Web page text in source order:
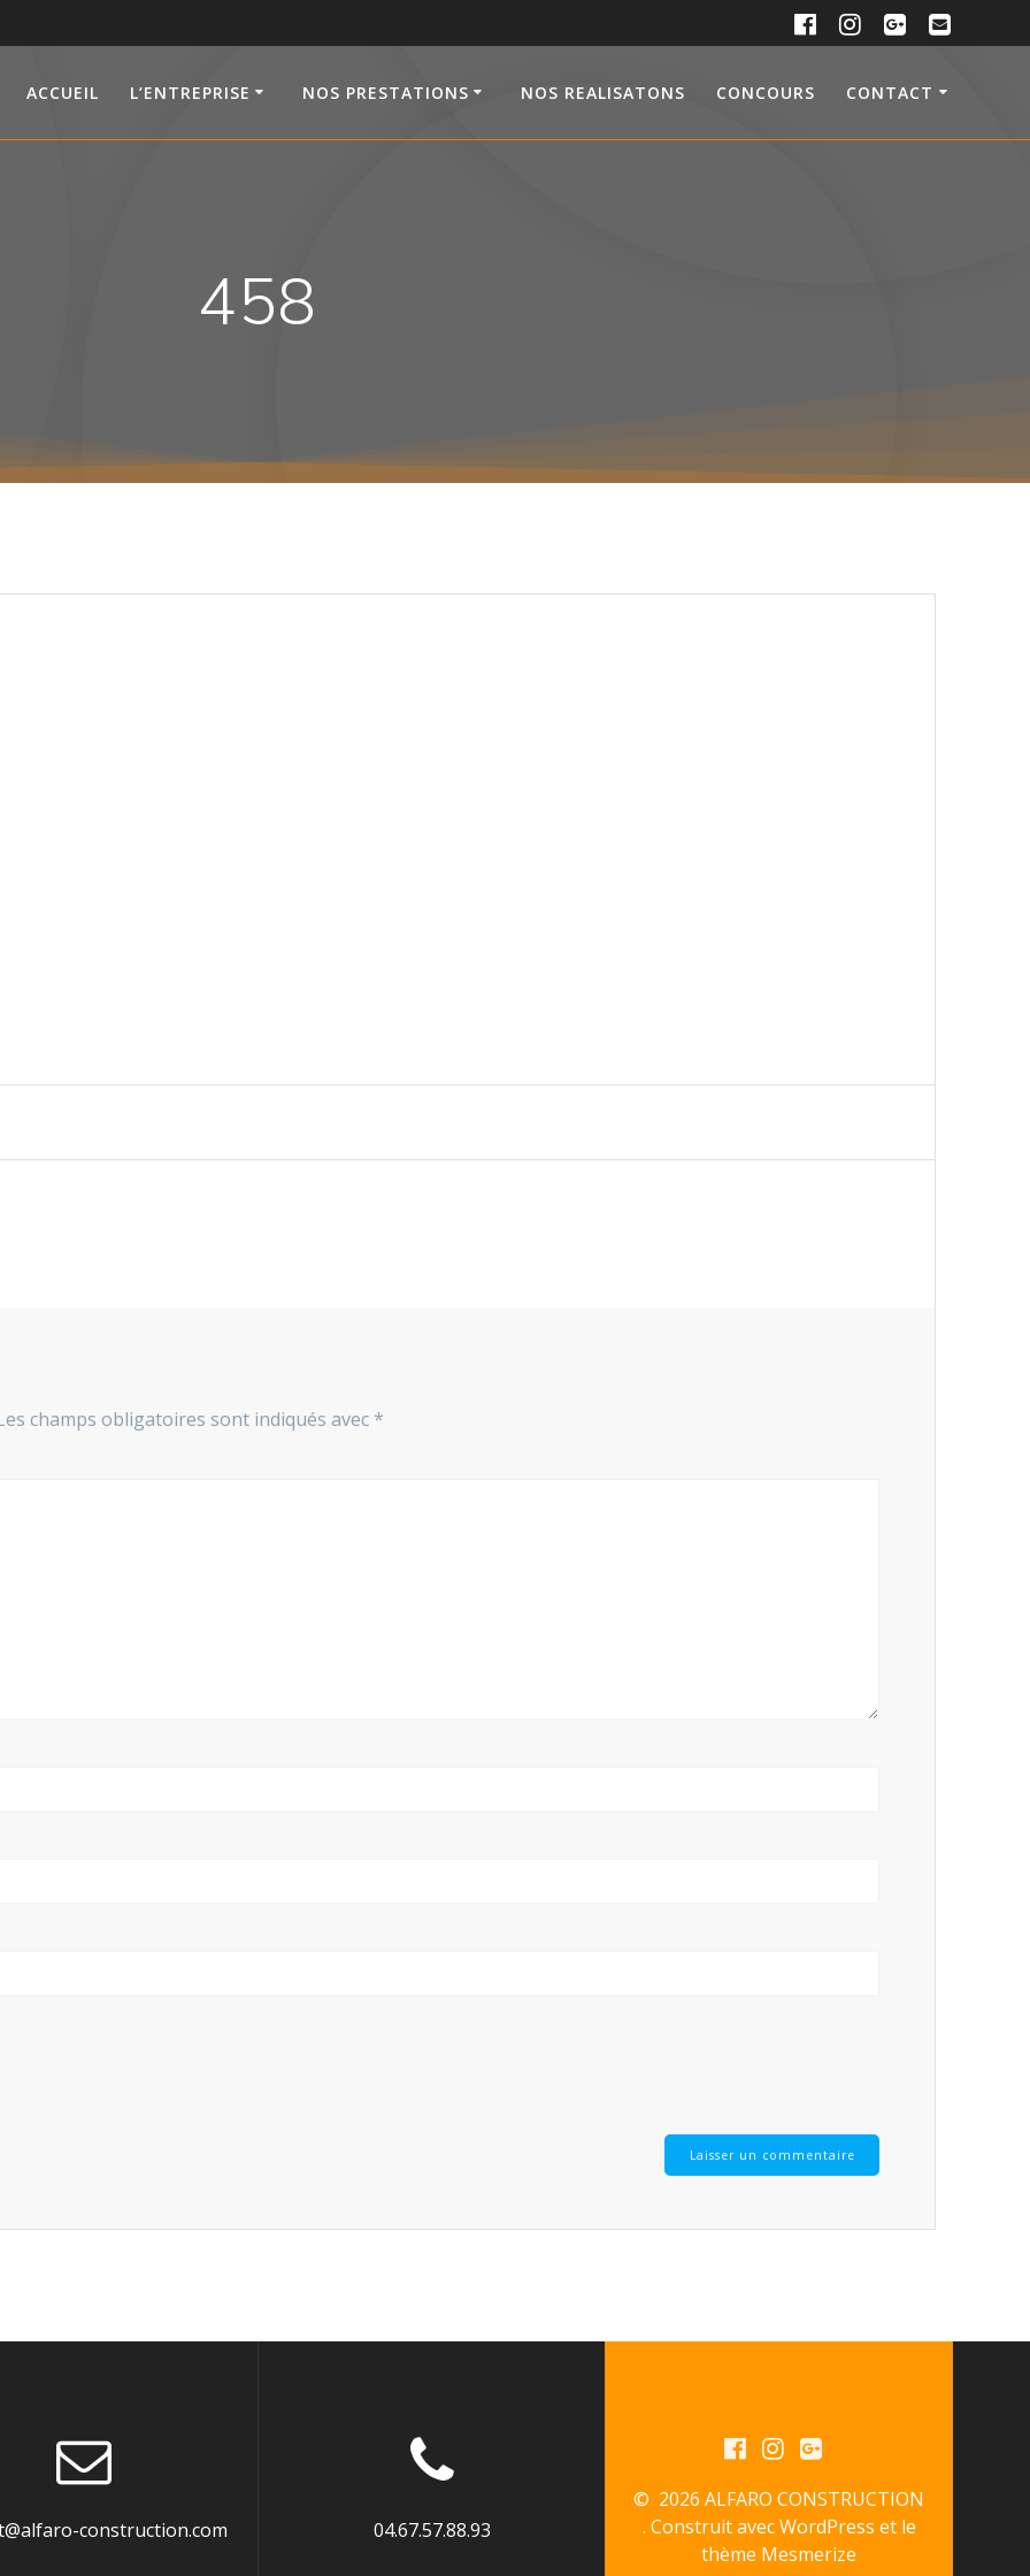
ACCUEIL L’ENTREPRISE NOS PRESTATIONS NOS REALISATONS CONCOURS CONTACT
458
champs obligatoires sont indiqués avec *
construction.com 04.67.57.88.93
© 2026 ALFARO CONSTRUCTION
. Construit avec WordPress et le
thème Mesmerize